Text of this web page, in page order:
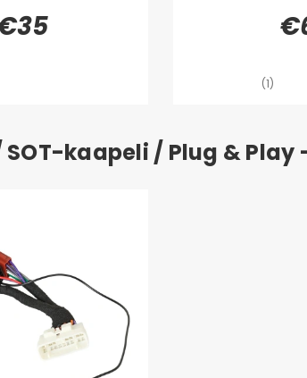
(1)
kaapeli / Plug & Play